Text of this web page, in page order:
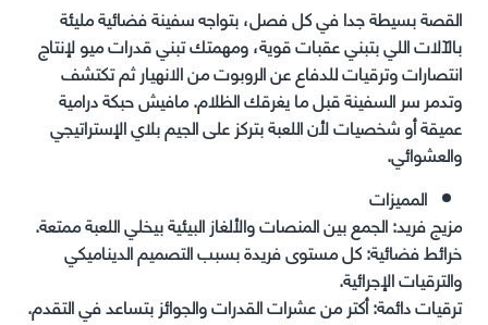
القصة بسيطة جدا في كل فصل، بتواجه سفينة فضائية مليئة
بالآلات اللي بتبني عقبات قوية، ومهمتك تبني قدرات ميو لإنتاج
انتصارات وترقيات للدفاع عن الروبوت من الانهيار ثم تكتشف
وتدمر سر السفينة قبل ما يغرقك الظلام. مافيش حبكة درامية
عميقة أو شخصيات لأن اللعبة بتركز على الجيم بلاي الإستراتيجي
والعشوائي.
المميزات
مزيج فريد: الجمع بين المنصات والألغاز البيئية بيخلي اللعبة ممتعة.
خرائط فضائية: كل مستوى فريدة بسبب التصميم الديناميكي
والترقيات الإجرائية.
ترقيات دائمة: أكتر من عشرات القدرات والجوائز بتساعد في التقدم.